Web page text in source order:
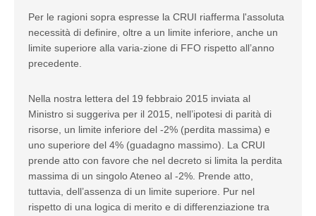
Per le ragioni sopra espresse la CRUI riafferma l'assoluta
necessità di definire, oltre a un limite inferiore, anche un
limite superiore alla varia-zione di FFO rispetto all’anno
precedente.
Nella nostra lettera del 19 febbraio 2015 inviata al
Ministro si suggeriva per il 2015, nell’ipotesi di parità di
risorse, un limite inferiore del -2% (perdita massima) e
uno superiore del 4% (guadagno massimo). La CRUI
prende atto con favore che nel decreto si limita la perdita
massima di un singolo Ateneo al -2%. Prende atto,
tuttavia, dell’assenza di un limite superiore. Pur nel
rispetto di una logica di merito e di differenziazione tra